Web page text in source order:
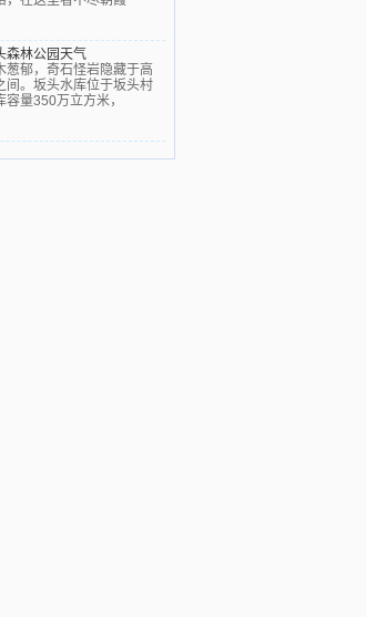
森林公园天气
葱郁，奇石怪岩隐藏于高
间。坂头水库位于坂头村
容量350万立方米，